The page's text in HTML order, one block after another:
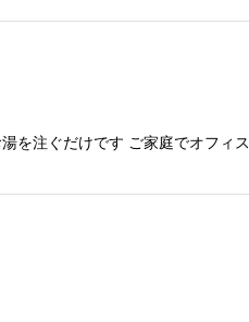
注ぐだけです ご家庭でオフィ